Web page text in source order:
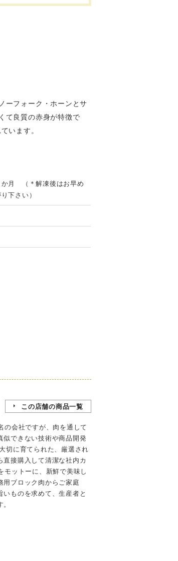
ーフォーク・ホーンとサ
て良質の赤身が特徴で
います。
か月 （＊解凍後はお早め
下さい）
この店舗の商品一覧
の会社ですが、肉を通して
似できない技術や商品開発
切に育てられた、厳選され
接購入して清潔な社内カ
モットーに、新鮮で美味し
用ブロック肉からご家庭
ものを求めて、生産者と